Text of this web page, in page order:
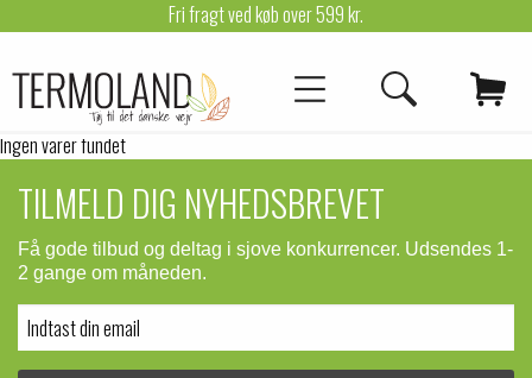
Fri fragt ved køb over 599 kr.
Ingen varer fundet
TILMELD DIG NYHEDSBREVET
Få gode tilbud og deltag i sjove konkurrencer. Udsendes 1-
2 gange om måneden.